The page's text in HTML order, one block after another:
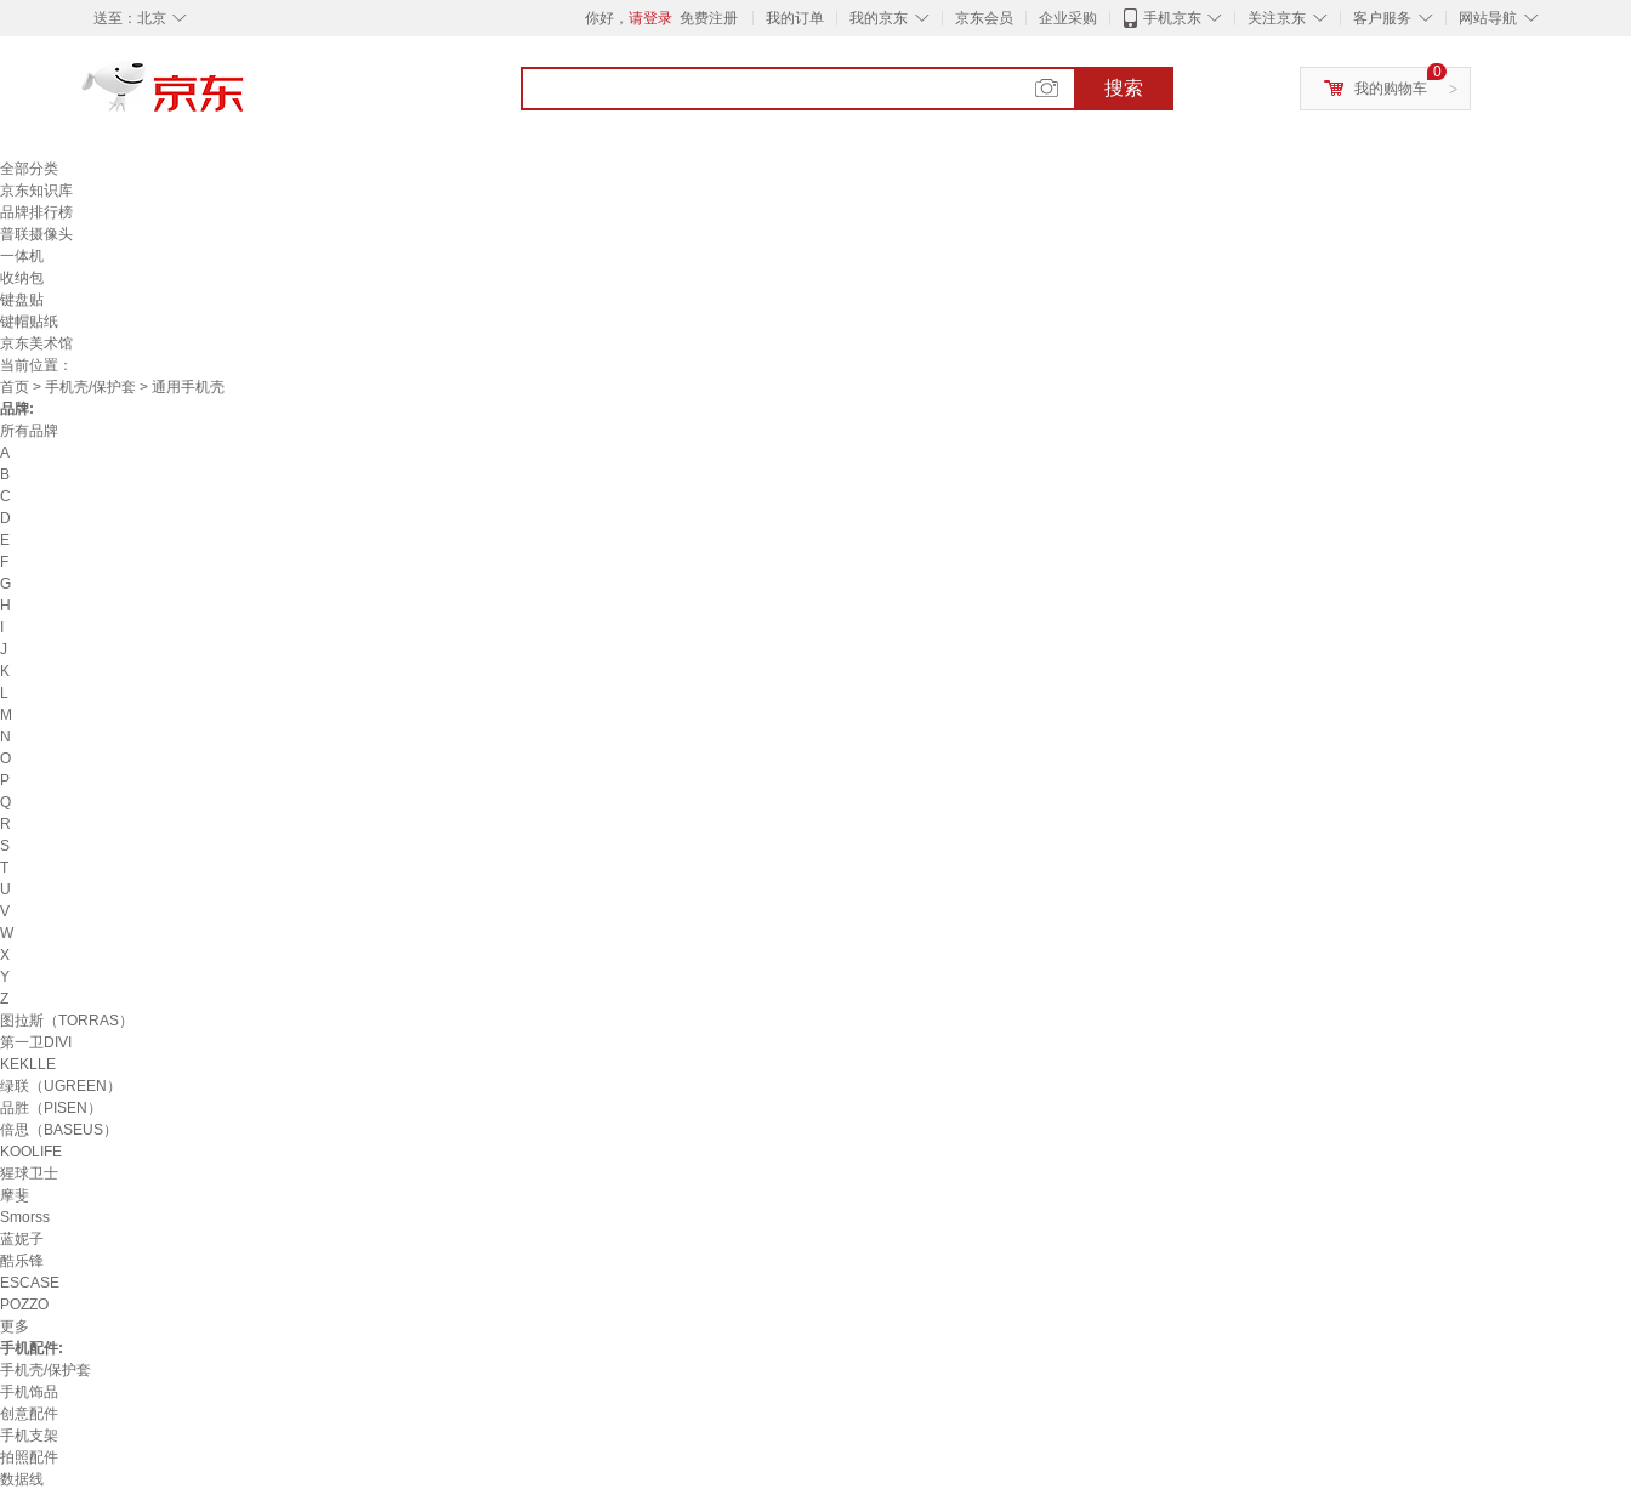
◇
送至： 北京 你好， 请登录 免费注册 我的订单 ◇
我的京东 京东会员 企业采购 ◇
手机京东 ◇
关注京东 ◇
客户服务 ◇
网站导航
搜索 >
0
我的购物车
全部分类
京东知识库
品牌排行榜
普联摄像头
一体机
收纳包
键盘贴
键帽贴纸
京东美术馆
当前位置：
首页 > 手机壳/保护套 > 通用手机壳
品牌:
所有品牌
A
B
C
D
E
F
G
H
J
K
L
M
N
O
P
Q
R
S
T
U
V
W
X
Y
Z
图拉斯（TORRAS）
第一卫DIVI
KEKLLE
绿联（UGREEN）
品胜（PISEN）
倍思（BASEUS）
KOOLIFE
猩球卫士
摩斐
Smorss
蓝妮子
酷乐锋
ESCASE
POZZO
更多
手机配件:
手机壳/保护套
手机饰品
创意配件
手机支架
拍照配件
数据线